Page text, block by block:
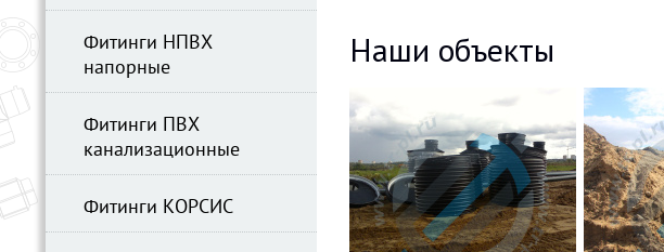
Наши объекты
Фитинги НПВХ
напорные
Фитинги ПВХ
канализационные
Фитинги КОРСИС